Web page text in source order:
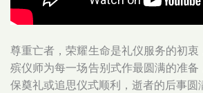
尊重亡者，荣耀生命是礼仪服务的初衷
殡仪师为每一场告别式作最圆满的准
保奠礼或追思仪式顺利，逝者的后事圆